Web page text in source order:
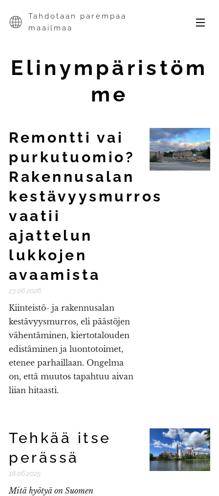
Tahdotaan parempaa
maailmaa
Elinympäristöm
me
Remontti vai
purkutuomio?
Rakennusalan
kestävyysmurros
vaatii
ajattelun
lukkojen
avaamista
23.06.2026
Kiinteistö- ja rakennusalan
kestävyysmurros, eli päästöjen
vähentäminen, kiertotalouden
edistäminen ja luontotoimet,
etenee parhaillaan. Ongelma
on, että muutos tapahtuu aivan
liian hitaasti.
Tehkää itse
perässä
18.06.2025
Mitä hyötyä on Suomen